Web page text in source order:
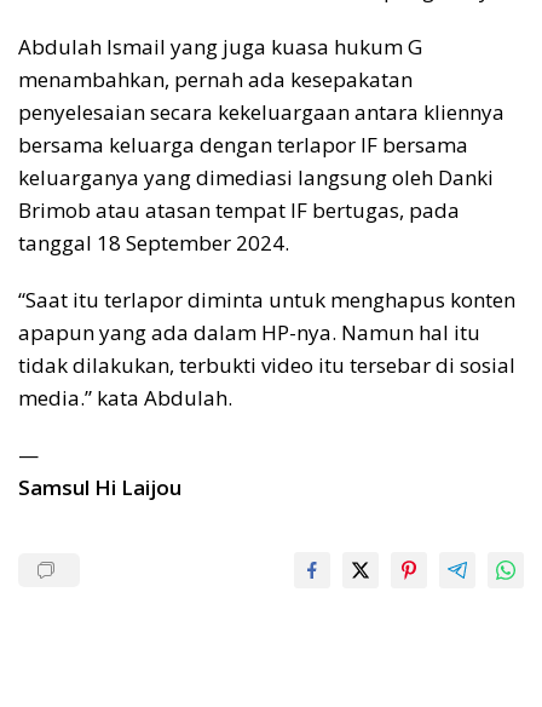
Abdulah Ismail yang juga kuasa hukum G
menambahkan, pernah ada kesepakatan
penyelesaian secara kekeluargaan antara kliennya
bersama keluarga dengan terlapor IF bersama
keluarganya yang dimediasi langsung oleh Danki
Brimob atau atasan tempat IF bertugas, pada
tanggal 18 September 2024.
“Saat itu terlapor diminta untuk menghapus konten
apapun yang ada dalam HP-nya. Namun hal itu
tidak dilakukan, terbukti video itu tersebar di sosial
media.” kata Abdulah.
—
Samsul Hi Laijou